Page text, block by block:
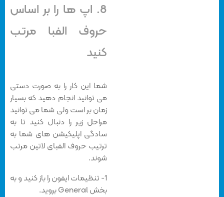
8. اپ ها را بر اساس
حروف الفبا مرتب
کنید
شما این کار را به صورت دستی
می توانید انجام دهید که بسیار
زمان بر است ولی شما می توانید
مراحل زیر را دنبال کنید تا به
سادگی اپلیکیشن های شما به
ترتیب حروف الفبای لاتین مرتب
شوند.
1- تنظیمات ایفون را باز کنید و به
بخش General بروید.